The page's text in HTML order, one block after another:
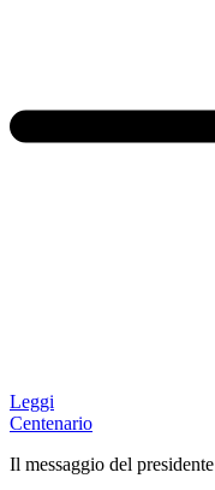
Leggi
Centenario
Il messaggio del presidente